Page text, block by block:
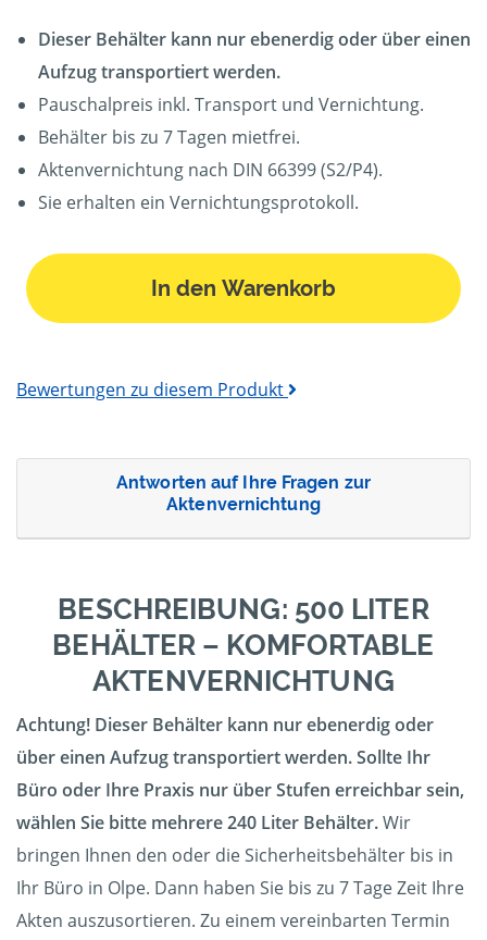
Dieser Behälter kann nur ebenerdig oder über einen
Aufzug transportiert werden.
Pauschalpreis inkl. Transport und Vernichtung.
Behälter bis zu 7 Tagen mietfrei.
Aktenvernichtung nach DIN 66399 (S2/P4).
Sie erhalten ein Vernichtungsprotokoll.
In den Warenkorb
Bewertungen zu diesem Produkt
Antworten auf Ihre Fragen zur
Aktenvernichtung
BESCHREIBUNG: 500 LITER
BEHÄLTER – KOMFORTABLE
AKTENVERNICHTUNG
Achtung! Dieser Behälter kann nur ebenerdig oder
über einen Aufzug transportiert werden. Sollte Ihr
Büro oder Ihre Praxis nur über Stufen erreichbar sein,
wählen Sie bitte mehrere 240 Liter Behälter.Wir
bringen Ihnen den oder die Sicherheitsbehälter bis in
Ihr Büro in Olpe. Dann haben Sie bis zu 7 Tage Zeit Ihre
Akten auszusortieren. Zu einem vereinbarten Termin